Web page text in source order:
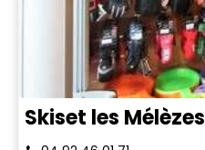
Skiset les Mélèzes